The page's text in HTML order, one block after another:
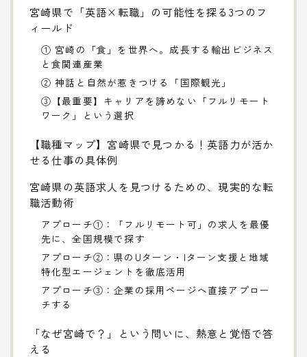
宮崎県で「英語×転職」の可能性を探る3つのフ
ィールド
① 宮崎の「食」を世界へ。成長する輸出ビジネス
と食関連産業
② 神話と自然が惹きつける「国際観光」
③【最重要】キャリアを諦めない「フルリモート
ワーク」という選択
【職種マップ】宮崎県で見つかる！英語力が活か
せる仕事の具体例
宮崎県の英語求人を見つけるための、現実的な転
職活動術
アプローチ①：「フルリモート可」の求人を最優
先に、全国規模で探す
アプローチ②：県のUターン・Iターン支援と地域
特化型エージェントを徹底活用
アプローチ③：企業の採用ページへ直接アプロー
チする
「なぜ宮崎で？」という問いに、熱意と覚悟で答
える